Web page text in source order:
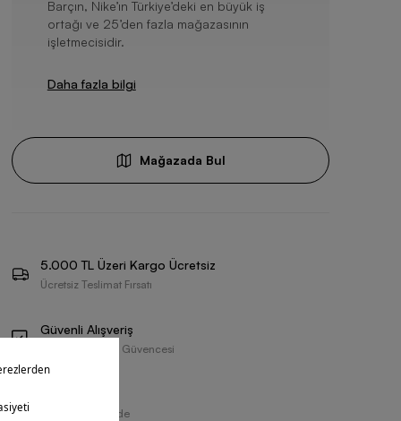
Barçın, Nike’ın Türkiye’deki en büyük iş
ortağı ve 25’den fazla mağazasının
işletmecisidir.
Daha fazla bilgi
Mağazada Bul
5.000 TL Üzeri Kargo Ücretsiz
Ücretsiz Teslimat Fırsatı
Güvenli Alışveriş
Resmi Tedarikçi Güvencesi
30 Gün İçerisinde